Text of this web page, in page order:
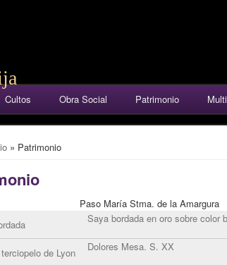
Cultos Obra Social Patrimonio
usted aquí
» Patrimonio
Paso María Stma. de la Amargura
Saya bordada en oro sobre color
de Lyon Dolores Mesa. S. XX